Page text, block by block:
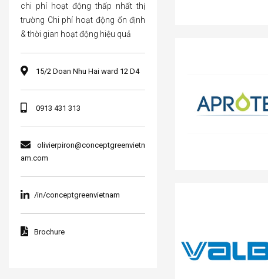
chi phí hoạt động thấp nhất thị
trường Chi phí hoạt động ổn định
& thời gian hoạt động hiệu quả
15/2 Doan Nhu Hai ward 12 D4
0913 431 313
olivierpiron@conceptgreenvietn
am.com
/in/conceptgreenvietnam
Brochure